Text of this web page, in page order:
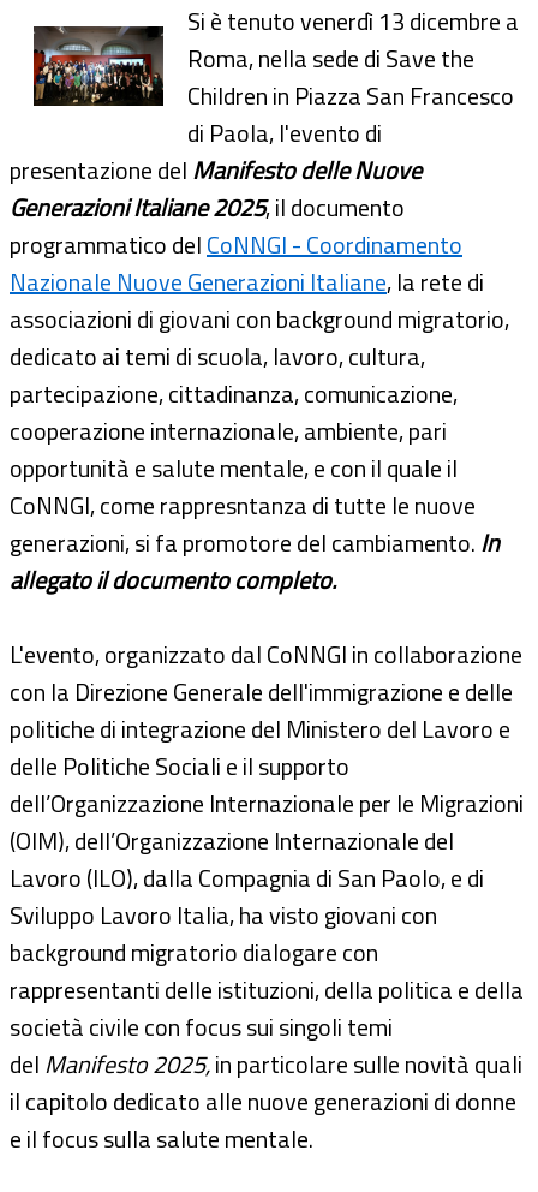
Si è tenuto venerdì 13 dicembre a
Roma, nella sede di Save the
Children in Piazza San Francesco
di Paola, l'evento di
presentazione delManifesto delle Nuove
Generazioni Italiane 2025, il documento
programmatico delCoNNGI - Coordinamento
Nazionale Nuove Generazioni Italiane, la rete di
associazioni di giovani con background migratorio,
dedicato ai temi di scuola, lavoro, cultura,
partecipazione, cittadinanza, comunicazione,
cooperazione internazionale, ambiente, pari
opportunità e salute mentale, e con il quale il
CoNNGI, come rappresntanza di tutte le nuove
generazioni, si fa promotore del cambiamento.In
allegato il documento completo.
L'evento, organizzato dal CoNNGI in collaborazione
con la Direzione Generale dell'immigrazione e delle
politiche di integrazione del Ministero del Lavoro e
delle Politiche Sociali e il supporto
dell’Organizzazione Internazionale per le Migrazioni
(OIM), dell’Organizzazione Internazionale del
Lavoro (ILO), dalla Compagnia di San Paolo, e di
Sviluppo Lavoro Italia, ha visto giovani con
background migratorio dialogare con
rappresentanti delle istituzioni, della politica e della
società civile con focus sui singoli temi
delManifesto 2025,in particolare sulle novità quali
il capitolo dedicato alle nuove generazioni di donne
e il focus sulla salute mentale.